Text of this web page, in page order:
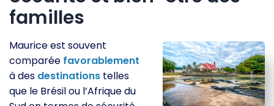
familles
Maurice est souvent
comparée favorablement
à des destinations telles
que le Brésil ou l’Afrique du